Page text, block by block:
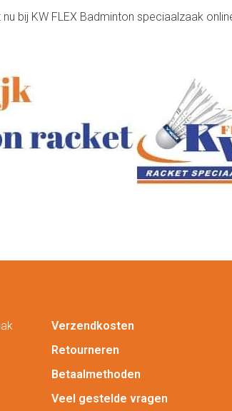
bij KW FLEX Badminton speciaalzaak
Verzendkosten
Retourneren
Betaalmethoden
Veel gestelde vragen